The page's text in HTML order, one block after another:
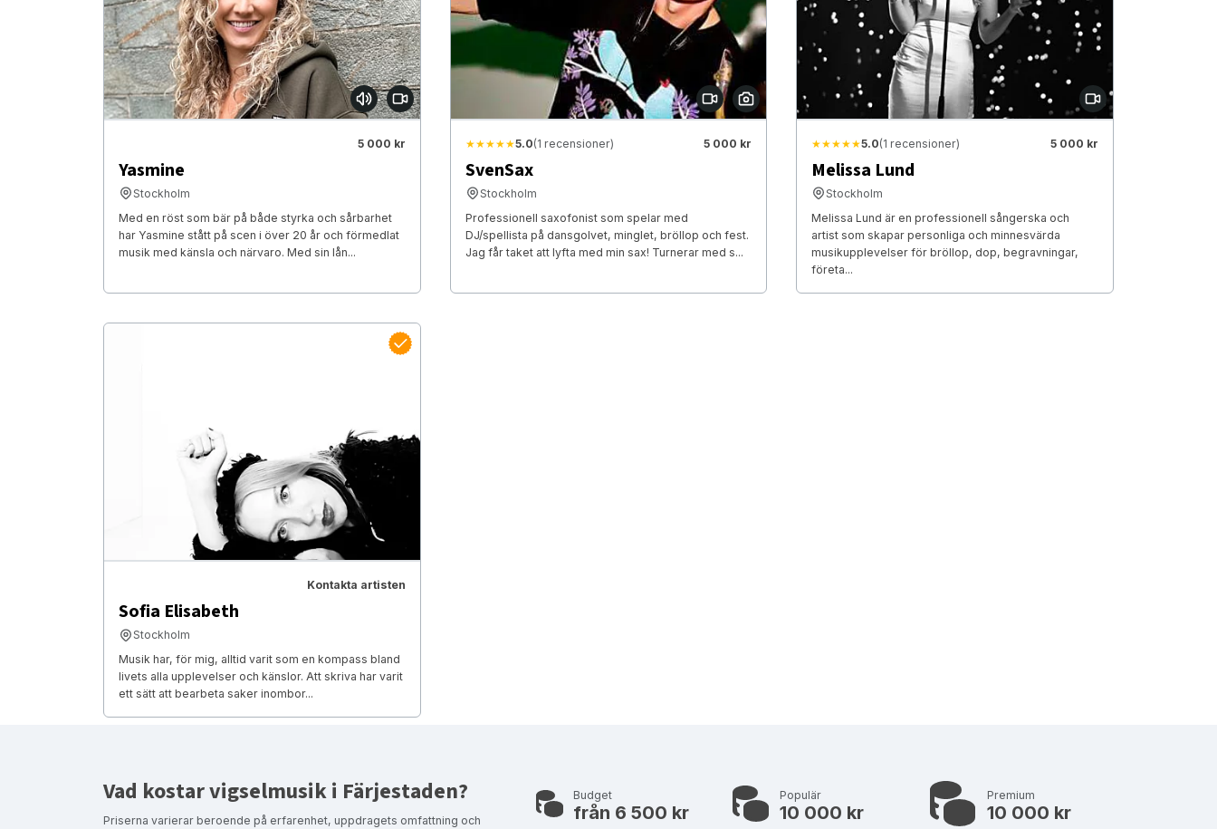
5 000 kr
Yasmine
Stockholm
Med en röst som bär på både styrka och sårbarhet
har Yasmine stått på scen i över 20 år och förmedlat
musik med känsla och närvaro. Med sin lån...
★★★★★5.0(1 recensioner) 5 000 kr
SvenSax
Stockholm
Professionell saxofonist som spelar med
DJ/spellista på dansgolvet, minglet, bröllop och fest.
Jag får taket att lyfta med min sax! Turnerar med s...
★★★★★5.0(1 recensioner) 5 000 kr
Melissa Lund
Stockholm
Melissa Lund är en professionell sångerska och
artist som skapar personliga och minnesvärda
musikupplevelser för bröllop, dop, begravningar,
företa...
Kontakta artisten
Sofia Elisabeth
Stockholm
Musik har, för mig, alltid varit som en kompass bland
livets alla upplevelser och känslor. Att skriva har varit
ett sätt att bearbeta saker inombor...
Vad kostar vigselmusik i Färjestaden?
Priserna varierar beroende på erfarenhet, uppdragets omfattning och
Budget
från 6 500 kr
Populär
10 000 kr
Premium
10 000 kr